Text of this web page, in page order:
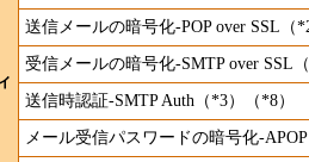
送信メールの暗号化-POP over SSL（
受信メールの暗号化-SMTP over SSL
送信時認証-SMTP Auth（*3）（*8）
メール受信パスワードの暗号化-